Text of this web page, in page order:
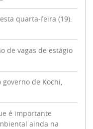
quarta-feira (19).
de vagas de estágio
de Kochi,
é importante
ainda na